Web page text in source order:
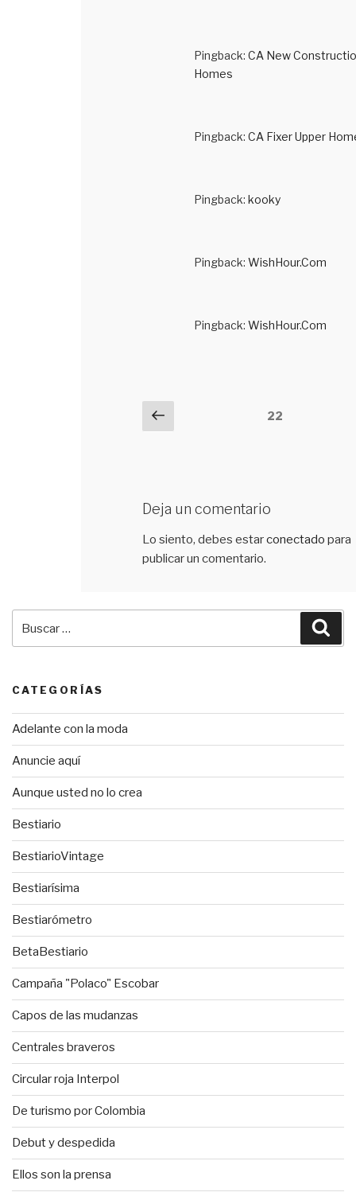
Pingback: CA New
Homes
Pingback: CA Fixer Upper
Pingback: kooky
Pingback: WishHour.Com
Pingback: WishHour.Com
Navegación
de
Previous 22
Deja un comentario
Lo siento, debes estarconectado para
publicar un comentario.
CATEGORÍAS
Adelante con la moda
Anuncie aquí
Aunque usted no lo crea
Bestiario
BestiarioVintage
Bestiarísima
Bestiarómetro
BetaBestiario
Campaña "Polaco" Escobar
Capos de las mudanzas
Centrales braveros
Circular roja Interpol
De turismo por Colombia
Debut y despedida
Ellos son la prensa